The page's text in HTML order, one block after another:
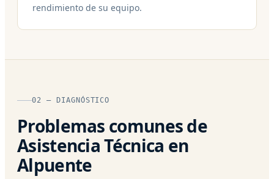
rendimiento de su equipo.
02 — DIAGNÓSTICO
Problemas comunes de
Asistencia Técnica en
Alpuente